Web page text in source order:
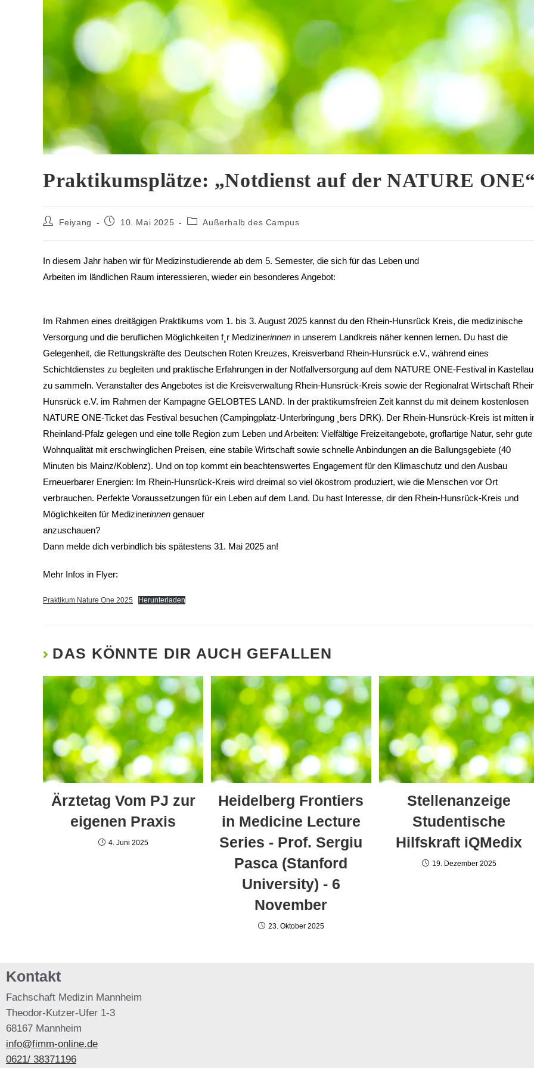
Praktikumsplätze: „Notdienst auf der NATURE ONE“
Feiyang 10. Mai 2025 Außerhalb des Campus
In diesem Jahr haben wir für Medizinstudierende ab dem 5. Semester, die sich für das Leben und
Arbeiten im ländlichen Raum interessieren, wieder ein besonderes Angebot:
Im Rahmen eines dreitägigen Praktikums vom 1. bis 3. August 2025 kannst du den Rhein-Hunsrück Kreis, die medizinische
Versorgung und die beruflichen Möglichkeiten f¸r Medizinerinnen in unserem Landkreis näher kennen lernen. Du hast die
Gelegenheit, die Rettungskräfte des Deutschen Roten Kreuzes, Kreisverband Rhein-Hunsrück e.V., während eines
Schichtdienstes zu begleiten und praktische Erfahrungen in der Notfallversorgung auf dem NATURE ONE-Festival in
zu sammeln. Veranstalter des Angebotes ist die Kreisverwaltung Rhein-Hunsrück-Kreis sowie der Regionalrat Wirtschaft
Hunsrück e.V. im Rahmen der Kampagne GELOBTES LAND. In der praktikumsfreien Zeit kannst du mit deinem kostenlosen
NATURE ONE-Ticket das Festival besuchen (Campingplatz-Unterbringung ¸bers DRK). Der Rhein-Hunsrück-Kreis ist mitten
Rheinland-Pfalz gelegen und eine tolle Region zum Leben und Arbeiten: Vielfältige Freizeitangebote, groflartige Natur, sehr gute
Wohnqualität mit erschwinglichen Preisen, eine stabile Wirtschaft sowie schnelle Anbindungen an die Ballungsgebiete (40
Minuten bis Mainz/Koblenz). Und on top kommt ein beachtenswertes Engagement für den Klimaschutz und den Ausbau
Erneuerbarer Energien: Im Rhein-Hunsrück-Kreis wird dreimal so viel ökostrom produziert, wie die Menschen vor Ort
verbrauchen. Perfekte Voraussetzungen für ein Leben auf dem Land. Du hast Interesse, dir den Rhein-Hunsrück-Kreis und
Möglichkeiten für Medizinerinnen genauer
anzuschauen?
Dann melde dich verbindlich bis spätestens 31. Mai 2025 an!
Mehr Infos in Flyer:
Praktikum Nature One 2025 Herunterladen
DAS KÖNNTE DIR AUCH GEFALLEN
Ärztetag Vom PJ zur
eigenen Praxis
4. Juni 2025
Heidelberg Frontiers
in Medicine Lecture
Series - Prof. Sergiu
Pasca (Stanford
University) - 6
November
23. Oktober 2025
Stellenanzeige
Studentische
Hilfskraft iQMedix
19. Dezember 2025
Kontakt
Fachschaft Medizin Mannheim
Theodor-Kutzer-Ufer 1-3
68167 Mannheim
info@fimm-online.de
0621/ 38371196